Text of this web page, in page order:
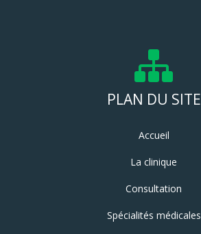
PLAN DU SITE
Accueil
La clinique
Consultation
Spécialités médicales